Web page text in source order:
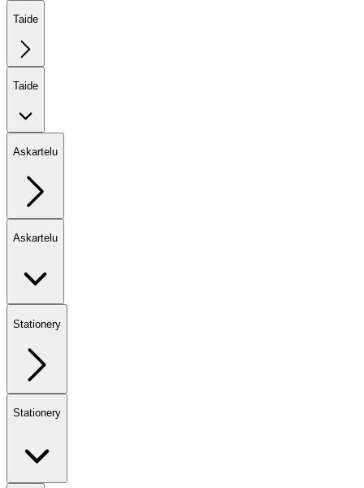
Taide
Taide
Askartelu
Askartelu
Stationery
Stationery